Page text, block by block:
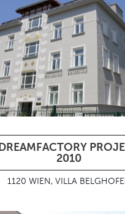
DREAMFACTORY
2010
1120 WIEN, VILLA